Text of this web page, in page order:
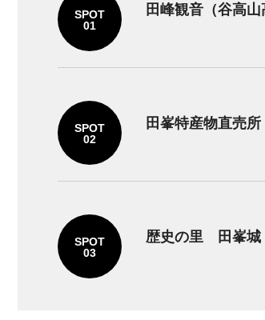
SPOT
01
田峰観音（谷高山
SPOT
02
田峯特産物直売所
SPOT
03
歴史の里 田峯城